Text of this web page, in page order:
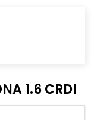
1.6 CRDI